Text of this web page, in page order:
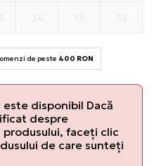
de peste 400 RON
este disponibil Dacă
despre
faceți clic
de care sunteți